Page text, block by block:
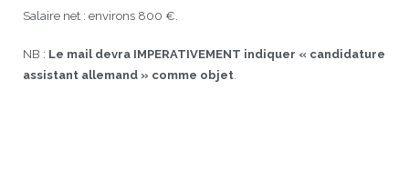
Salaire net : environs 800 €.
NB : Le mail devra IMPERATIVEMENT indiquer « candidature
assistant allemand » comme objet.